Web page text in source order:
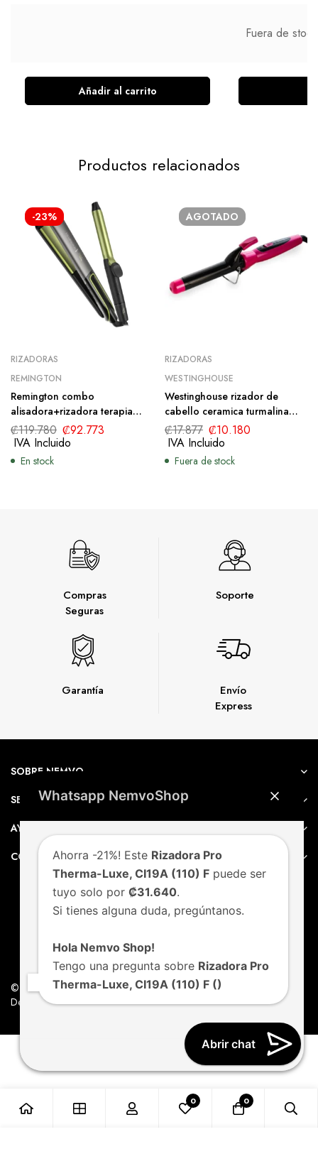
Fuera de stock
Añadir al carrito
Productos relacionados
-23%
RIZADORAS
REMINGTON
Remington combo
alisadora+rizadora terapia
aguacate S12A-CI11AF (110)
₡119.780 ₡92.773
IVA Incluido
En stock
AGOTADO
RIZADORAS
WESTINGHOUSE
Westinghouse rizador de
cabello ceramica turmalina
(110v) WH1124
₡17.877 ₡10.180
IVA Incluido
Fuera de stock
Garantía
Compras
Seguras
Envío
Express
Soporte
SOBRE NEMVO
SERVICIO AL CLIENTE
AYUDA
CONTACTO
© Nemvo. Todos los derechos Reservados.
Design by Nemvo Agency
0 0
Whatsapp NemvoShop
Ahorra -21%! Este Rizadora Pro
Therma-Luxe, CI19A (110) F puede ser
tuyo solo por ₡31.640.
Si tienes alguna duda, pregúntanos.
Hola Nemvo Shop!
Tengo una pregunta sobre Rizadora Pro
Therma-Luxe, CI19A (110) F ()
Abrir chat